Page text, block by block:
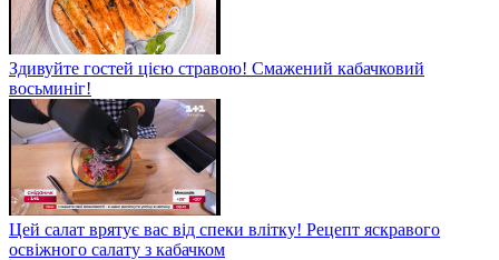
Здивуйте гостей цією стравою! Смажений кабачковий
восьминіг!
Цей салат врятує вас від спеки влітку! Рецепт яскравого
освіжного салату з кабачком